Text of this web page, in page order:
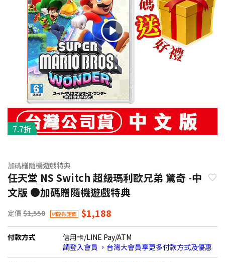
7.7折
加碼贈隨機遊戲特典
任天堂 NS Switch 超級瑪利歐兄弟 驚奇 -中
文版 ●加碼贈隨機遊戲特典
定價 $1,550 網路限定價 $1,188
付款方式
信用卡/LINE Pay/ATM
請登入會員 ，台灣大會員享更多付款方式及優惠